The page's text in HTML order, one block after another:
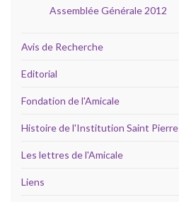
Assemblée Générale 2012
Avis de Recherche
Editorial
Fondation de l'Amicale
Histoire de l'Institution Saint Pierre
Les lettres de l'Amicale
Liens